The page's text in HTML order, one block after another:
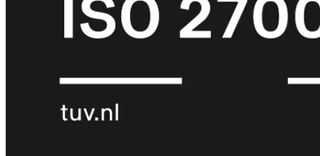
Wi-
Fi
IndoorOutdoor
MIMO